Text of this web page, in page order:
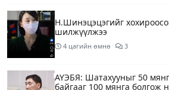
Н.Шинэцэцэгийг
шилжүүлжээ
4 цагийн өмнө 3
АҮЭБЯ: Шатахууныг 50
байгааг 100 мянга болгож